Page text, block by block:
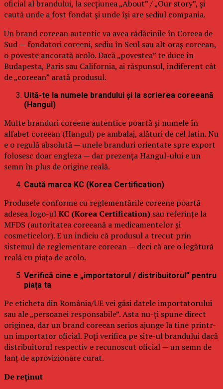
oficial al brandului, la secțiunea „About” / „Our story”, și
caută unde a fost fondat și unde își are sediul compania.
Un brand coreean autentic va avea rădăcinile în Coreea de
Sud — fondatori coreeni, sediu în Seul sau alt oraș coreean,
o poveste ancorată acolo. Dacă „povestea” te duce în
Budapesta, Paris sau California, ai răspunsul, indiferent cât
de „coreean” arată produsul.
Uită-te la numele brandului și la scrierea coreeană
(Hangul)
Multe branduri coreene autentice poartă și numele în
alfabet coreean (Hangul) pe ambalaj, alături de cel latin. Nu
e o regulă absolută — unele branduri orientate spre export
folosesc doar engleza — dar prezența Hangul-ului e un
semn în plus de origine reală.
Caută marca KC (Korea Certification)
Produsele conforme cu reglementările coreene poartă
adesea logo-ulKC (Korea Certification) sau referințe la
MFDS (autoritatea coreeană a medicamentelor și
cosmeticelor). E un indiciu că produsul a trecut prin
sistemul de reglementare coreean — deci că are o legătură
reală cu piața de acolo.
Verifică cine e „importatorul / distribuitorul” pentru
piața ta
Pe eticheta din România/UE vei găsi datele importatorului
sau ale „persoanei responsabile”. Asta nu-ți spune direct
originea, dar un brand coreean serios ajunge la tine printr-
un importator oficial. Poți verifica pe site-ul brandului dacă
distribuitorul respectiv e recunoscut oficial — un semn de
lanț de aprovizionare curat.
De reținut